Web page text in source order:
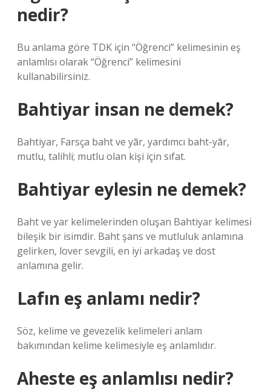
nedir?
Bu anlama göre TDK için “Öğrenci” kelimesinin eş
anlamlısı olarak “Öğrenci” kelimesini
kullanabilirsiniz.
Bahtiyar insan ne demek?
Bahtiyar, Farsça baht ve yār, yardımcı baht-yār,
mutlu, talihli; mutlu olan kişi için sıfat.
Bahtiyar eylesin ne demek?
Baht ve yar kelimelerinden oluşan Bahtiyar kelimesi
bileşik bir isimdir. Baht şans ve mutluluk anlamına
gelirken, lover sevgili, en iyi arkadaş ve dost
anlamına gelir.
Lafın eş anlamı nedir?
Söz, kelime ve gevezelik kelimeleri anlam
bakımından kelime kelimesiyle eş anlamlıdır.
Aheste eş anlamlısı nedir?